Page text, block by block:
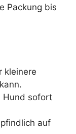
Packung bis
kleinere
Hund sofort
auf